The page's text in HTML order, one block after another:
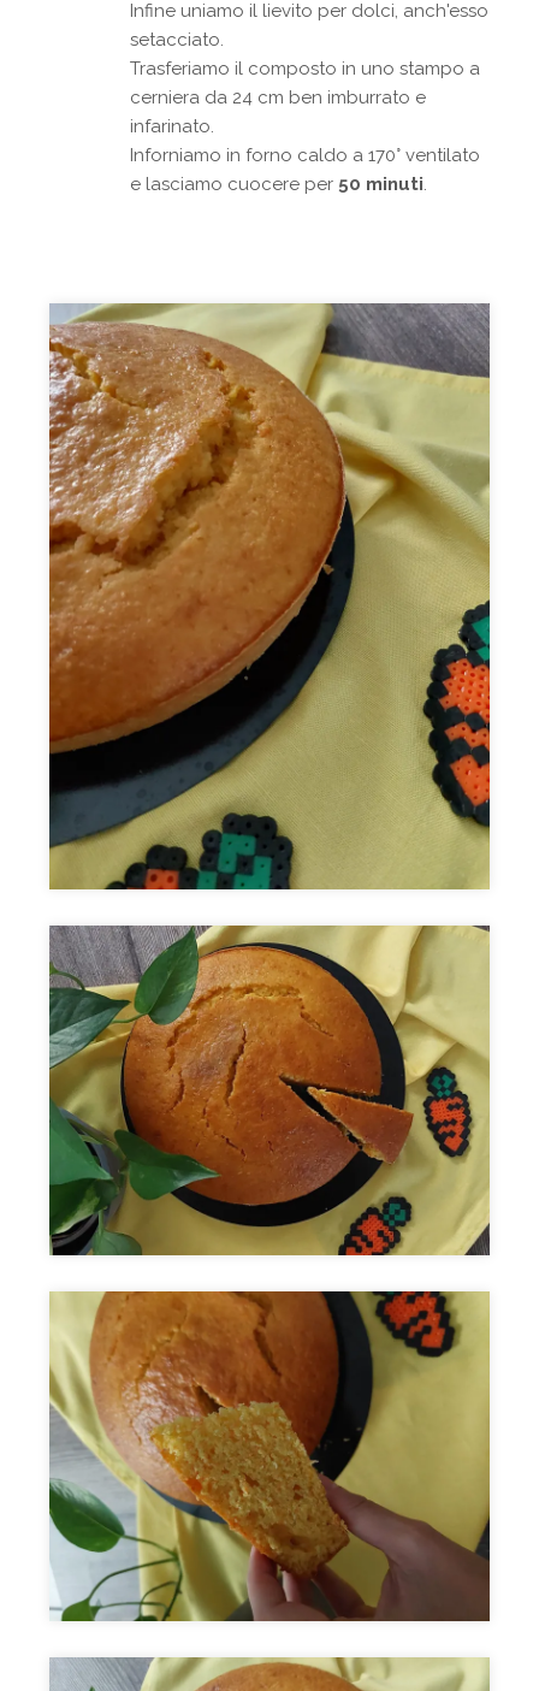
Infine uniamo il lievito per dolci, anch'esso
setacciato.
Trasferiamo il composto in uno stampo a
cerniera da 24 cm ben imburrato e
infarinato.
Inforniamo in forno caldo a 170° ventilato
e lasciamo cuocere per 50 minuti.